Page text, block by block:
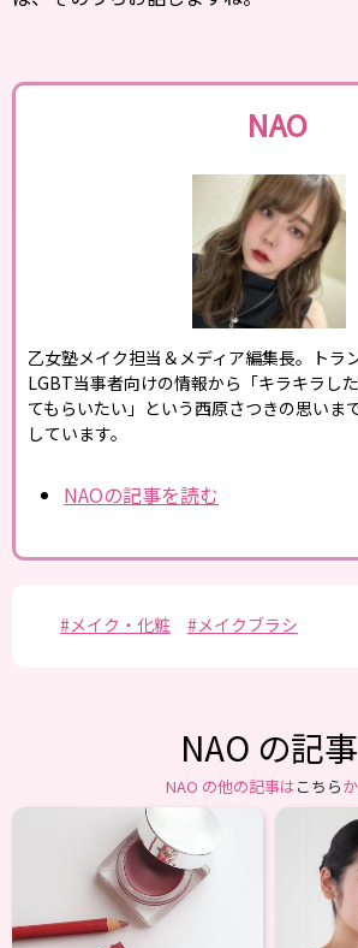
NAO
乙女塾メイク担当＆メディア編集長。トラ
LGBT当事者向けの情報から「キラキラし
てもらいたい」という西原さつきの思いま
しています。
NAOの記事を読む
#メイク・化粧 #メイクブラシ
NAO の記事
NAO の他の記事はこちら